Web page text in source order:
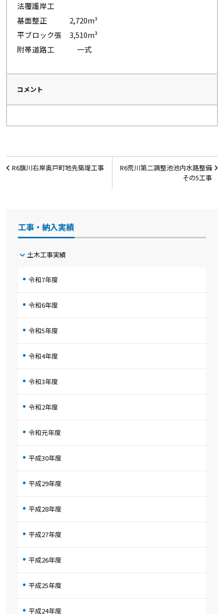
法覆護岸工
基面整正 2,720m³
平ブロック張 3,510m³
附帯道路工 一式
コメント
投
R6荒川第二調整池池内水路整備
その5工事
R6旗川右岸奥戸町地先築堤工事
工事・納入実績
土木工事実績
令和7年度
令和6年度
令和5年度
令和4年度
令和3年度
令和2年度
令和元年度
平成30年度
平成29年度
平成28年度
平成27年度
平成26年度
平成25年度
平成24年度